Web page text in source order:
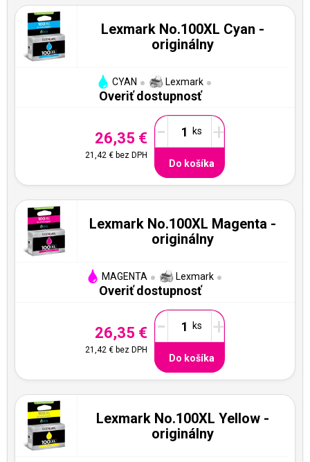
Lexmark No.100XL Cyan -
originálny
CYAN Lexmark
Overiť dostupnosť
26,35 €
21,42 € bez DPH
- +
Do košíka
Lexmark No.100XL Magenta -
originálny
MAGENTA Lexmark
Overiť dostupnosť
26,35 €
21,42 € bez DPH
- +
Do košíka
Lexmark No.100XL Yellow -
originálny